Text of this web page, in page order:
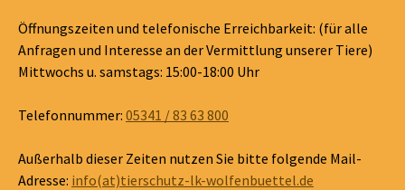
Öffnungszeiten und telefonische Erreichbarkeit: (für alle
Anfragen und Interesse an der Vermittlung unserer Tiere)
Mittwochs u. samstags: 15:00-18:00 Uhr
Telefonnummer: 05341 / 83 63 800
Außerhalb dieser Zeiten nutzen Sie bitte folgende Mail-
Adresse: info(at)tierschutz-lk-wolfenbuettel.de